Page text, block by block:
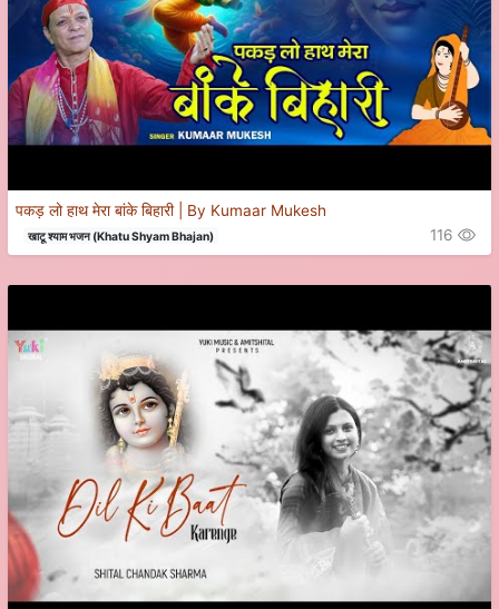
पकड़ लो हाथ मेरा बांके बिहारी | By Kumaar Mukesh
खाटू श्याम भजन (Khatu Shyam Bhajan) 116